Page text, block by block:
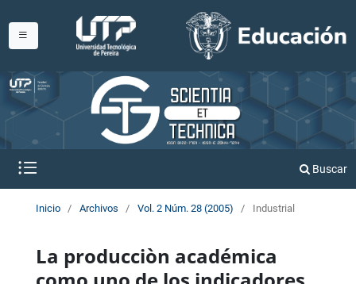
Buscar
Inicio / Archivos / Vol. 2 Núm. 28 (2005) / Industrial
La producciòn académica